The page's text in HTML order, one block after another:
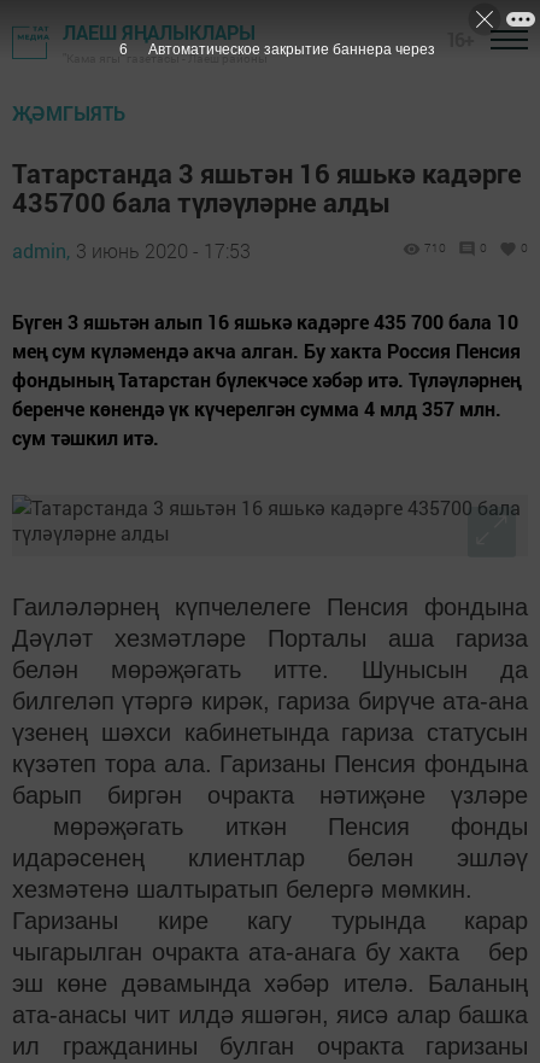
ЛАЕШ ЯҢАЛЫКЛАРЫ
"Кама ягы" газетасы - Лаеш районы
ҖӘМГЫЯТЬ
Татарстанда 3 яшьтән 16 яшькә кадәрге
435700 бала түләүләрне алды
admin, 3 июнь 2020 - 17:53 710 0 0
Бүген 3 яшьтән алып 16 яшькә кадәрге 435 700 бала 10
мең сум күләмендә акча алган. Бу хакта Россия Пенсия
фондының Татарстан бүлекчәсе хәбәр итә. Түләүләрнең
беренче көнендә үк күчерелгән сумма 4 млд 357 млн.
сум тәшкил итә.
Гаиләләрнең күпчелелеге Пенсия фондына
Дәүләт хезмәтләре Порталы аша гариза
белән мөрәҗәгать итте. Шунысын да
билгеләп үтәргә кирәк, гариза бирүче ата-ана
үзенең шәхси кабинетында гариза статусын
күзәтеп тора ала. Гаризаны Пенсия фондына
барып биргән очракта нәтиҗәне үзләре
мөрәҗәгать иткән Пенсия фонды
идарәсенең клиентлар белән эшләү
хезмәтенә шалтыратып белергә мөмкин.
Гаризаны кире кагу турында карар
чыгарылган очракта ата-анага бу хакта бер
эш көне дәвамында хәбәр ителә. Баланың
ата-анасы чит илдә яшәгән, яисә алар башка
ил гражданины булган очракта гаризаны
5 Автоматическое закрытие баннера через